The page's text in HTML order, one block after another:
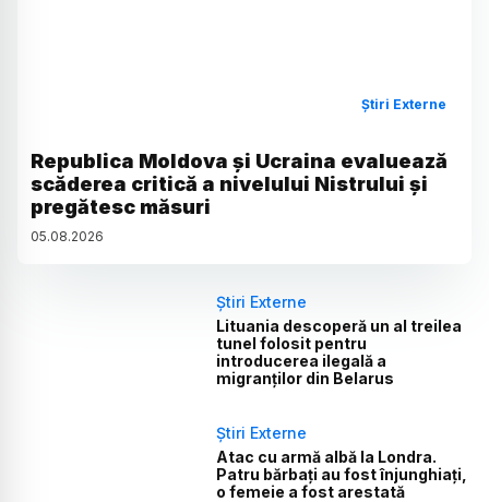
Știri Externe
Republica Moldova și Ucraina evaluează
scăderea critică a nivelului Nistrului și
pregătesc măsuri
05.08.2026
Știri Externe
Lituania descoperă un al treilea
tunel folosit pentru
introducerea ilegală a
migranților din Belarus
Știri Externe
Atac cu armă albă la Londra.
Patru bărbați au fost înjunghiați,
o femeie a fost arestată